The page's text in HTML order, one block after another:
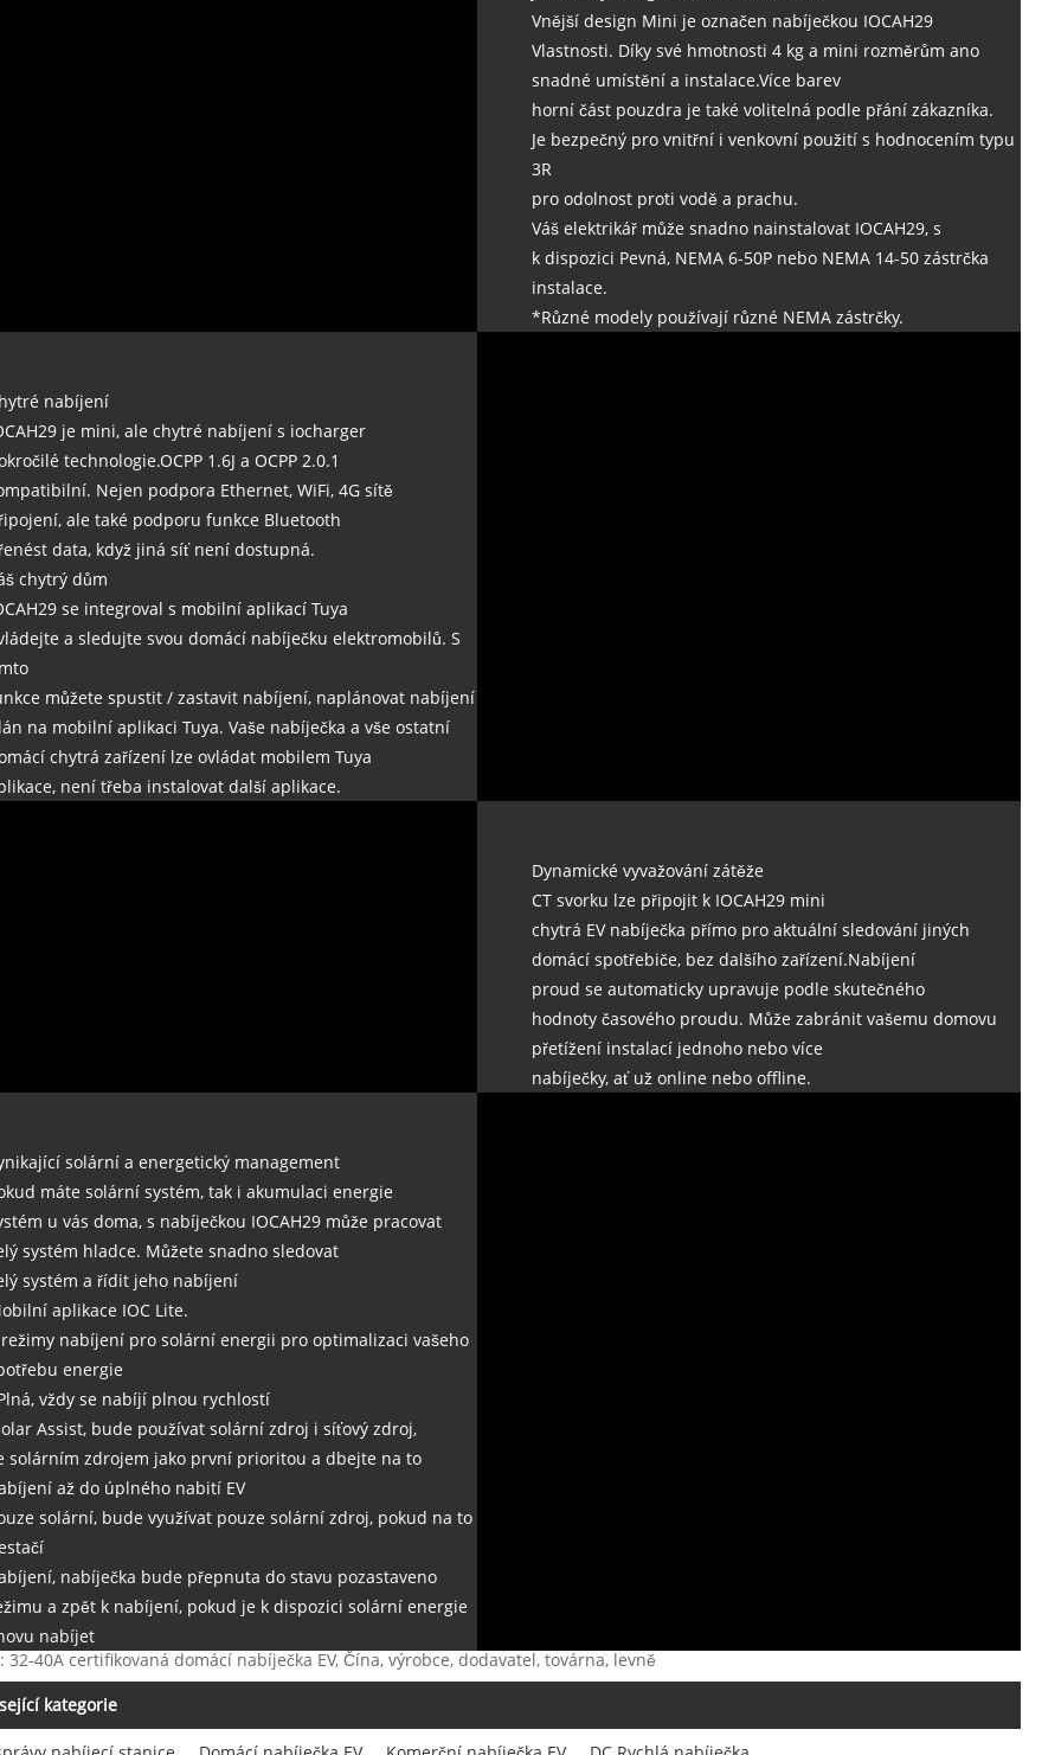
Vnější design Mini je označen nabíječkou IOCAH29
Vlastnosti. Díky své hmotnosti 4 kg a mini rozměrům ano
snadné umístění a instalace.Více barev
horní část pouzdra je také volitelná podle přání zákazníka.
Je bezpečný pro vnitřní i venkovní použití s ​​hodnocením typu
3R
pro odolnost proti vodě a prachu.
Váš elektrikář může snadno nainstalovat IOCAH29, s
k dispozici Pevná, NEMA 6-50P nebo NEMA 14-50 zástrčka
instalace.
*Různé modely používají různé NEMA zástrčky.
nabíjení
je mini, ale chytré nabíjení s iocharger
technologie.OCPP 1.6J a OCPP 2.0.1
Nejen podpora Ethernet, WiFi, 4G sítě
ale také podporu funkce Bluetooth
data, když jiná síť není dostupná.
chytrý dům
se integroval s mobilní aplikací Tuya
a sledujte svou domácí nabíječku elektromobilů. S
můžete spustit / zastavit nabíjení, naplánovat nabíjení
na mobilní aplikaci Tuya. Vaše nabíječka a vše ostatní
chytrá zařízení lze ovládat mobilem Tuya
není třeba instalovat další aplikace.
Dynamické vyvažování zátěže
CT svorku lze připojit k IOCAH29 mini
chytrá EV nabíječka přímo pro aktuální sledování jiných
domácí spotřebiče, bez dalšího zařízení.Nabíjení
proud se automaticky upravuje podle skutečného
hodnoty časového proudu. Může zabránit vašemu domovu
přetížení instalací jednoho nebo více
nabíječky, ať už online nebo offline.
solární a energetický management
máte solární systém, tak i akumulaci energie
u vás doma, s nabíječkou IOCAH29 může pracovat
systém hladce. Můžete snadno sledovat
systém a řídit jeho nabíjení
aplikace IOC Lite.
nabíjení pro solární energii pro optimalizaci vašeho
energie
vždy se nabíjí plnou rychlostí
Assist, bude používat solární zdroj i síťový zdroj,
solárním zdrojem jako první prioritou a dbejte na to
až do úplného nabití EV
solární, bude využívat pouze solární zdroj, pokud na to
nabíječka bude přepnuta do stavu pozastaveno
a zpět k nabíjení, pokud je k dispozici solární energie
nabíjet
32-40A certifikovaná domácí nabíječka EV, Čína, výrobce, dodavatel, továrna, levně
kategorie